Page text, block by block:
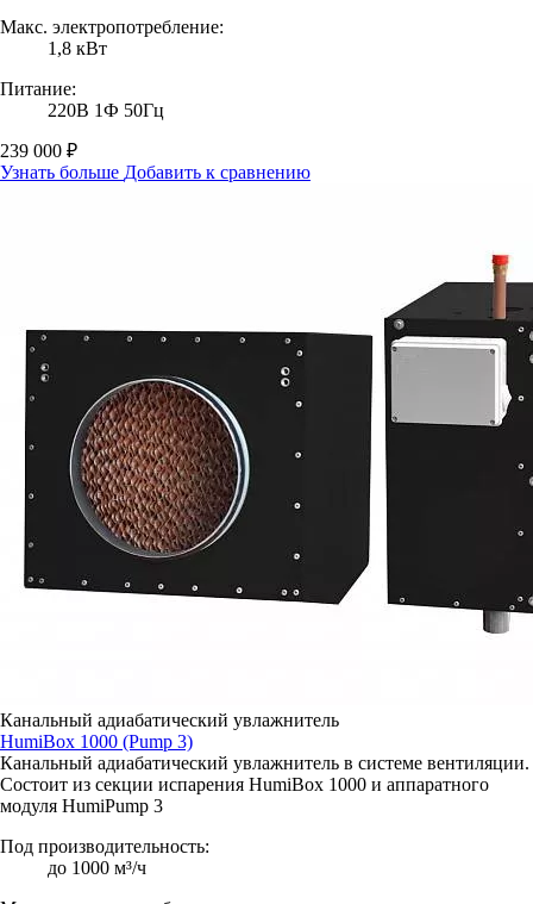
Макс. электропотребление:
1,8 кВт
Питание:
220В 1Ф 50Гц
239 000 ₽
Узнать больше Добавить к сравнению
Канальный адиабатический увлажнитель
HumiBox 1000 (Pump 3)
Канальный адиабатический увлажнитель в системе вентиляции.
Состоит из секции испарения HumiBox 1000 и аппаратного
модуля HumiPump 3
Под производительность:
до 1000 м³/ч